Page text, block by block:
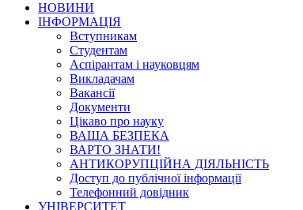
НОВИНИ
ІНФОРМАЦІЯ
Вступникам
Студентам
Аспірантам і науковцям
Викладачам
Вакансії
Документи
Цікаво про науку
ВАША БЕЗПЕКА
ВАРТО ЗНАТИ!
АНТИКОРУПЦІЙНА ДІЯЛЬНІСТЬ
Доступ до публічної інформації
Телефонний довідник
УНІВЕРСИТЕТ